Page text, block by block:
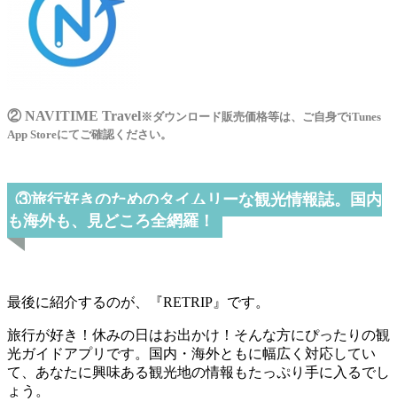
② NAVITIME Travel※ダウンロード販売価格等は、ご自身でiTunes
App Storeにてご確認ください。
③旅行好きのためのタイムリーな観光情報誌。国内
も海外も、見どころ全網羅！
最後に紹介するのが、『RETRIP』です。
旅行が好き！休みの日はお出かけ！そんな方にぴったりの観
光ガイドアプリです。国内・海外ともに幅広く対応してい
て、あなたに興味ある観光地の情報もたっぷり手に入るでし
ょう。